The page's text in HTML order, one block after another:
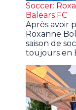
Soccer:
Balears FC
Après avoir
Roxanne
saison de
toujours en